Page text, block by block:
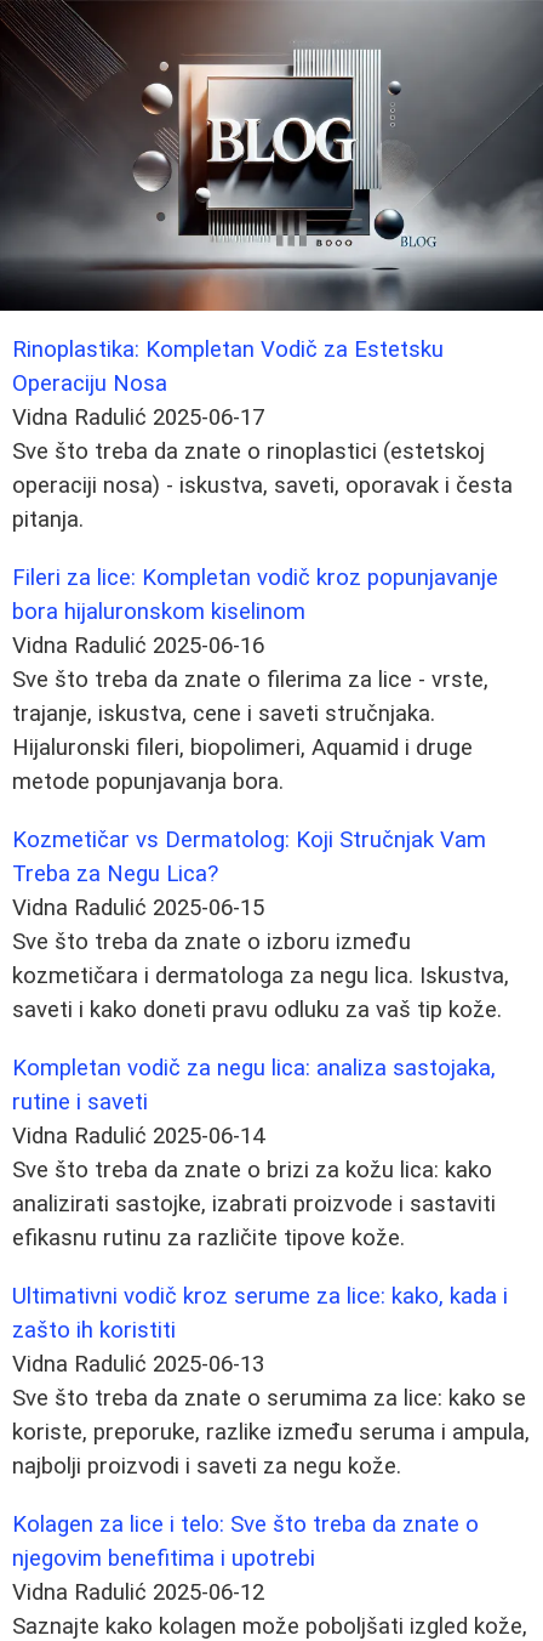
Rinoplastika: Kompletan Vodič za Estetsku
Operaciju Nosa
Vidna Radulić 2025-06-17
Sve što treba da znate o rinoplastici (estetskoj
operaciji nosa) - iskustva, saveti, oporavak i česta
pitanja.
Fileri za lice: Kompletan vodič kroz popunjavanje
bora hijaluronskom kiselinom
Vidna Radulić 2025-06-16
Sve što treba da znate o filerima za lice - vrste,
trajanje, iskustva, cene i saveti stručnjaka.
Hijaluronski fileri, biopolimeri, Aquamid i druge
metode popunjavanja bora.
Kozmetičar vs Dermatolog: Koji Stručnjak Vam
Treba za Negu Lica?
Vidna Radulić 2025-06-15
Sve što treba da znate o izboru između
kozmetičara i dermatologa za negu lica. Iskustva,
saveti i kako doneti pravu odluku za vaš tip kože.
Kompletan vodič za negu lica: analiza sastojaka,
rutine i saveti
Vidna Radulić 2025-06-14
Sve što treba da znate o brizi za kožu lica: kako
analizirati sastojke, izabrati proizvode i sastaviti
efikasnu rutinu za različite tipove kože.
Ultimativni vodič kroz serume za lice: kako, kada i
zašto ih koristiti
Vidna Radulić 2025-06-13
Sve što treba da znate o serumima za lice: kako se
koriste, preporuke, razlike između seruma i ampula,
najbolji proizvodi i saveti za negu kože.
Kolagen za lice i telo: Sve što treba da znate o
njegovim benefitima i upotrebi
Vidna Radulić 2025-06-12
Saznajte kako kolagen može poboljšati izgled kože,